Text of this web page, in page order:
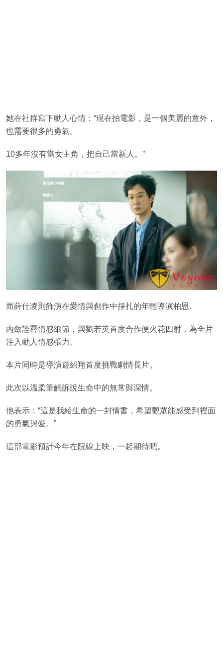
她在社群寫下動人心情：“現在拍電影，是一個美麗的意外，
也需要很多的勇氣。
10多年沒有當女主角，把自己當新人。”
而薛仕凌則飾演在愛情與創作中掙扎的年輕導演柏恩.
內斂詮釋情感細節，與劉若英首度合作便火花四射，為全片
注入動人情感張力。
本片同時是導演遊紹翔首度挑戰劇情長片。
此次以溫柔筆觸訴說生命中的無常與深情。
他表示：“這是我給生命的一封情書，希望觀眾能感受到裡面
的勇氣與愛。”
這部電影預計今年在院線上映，一起期待吧。